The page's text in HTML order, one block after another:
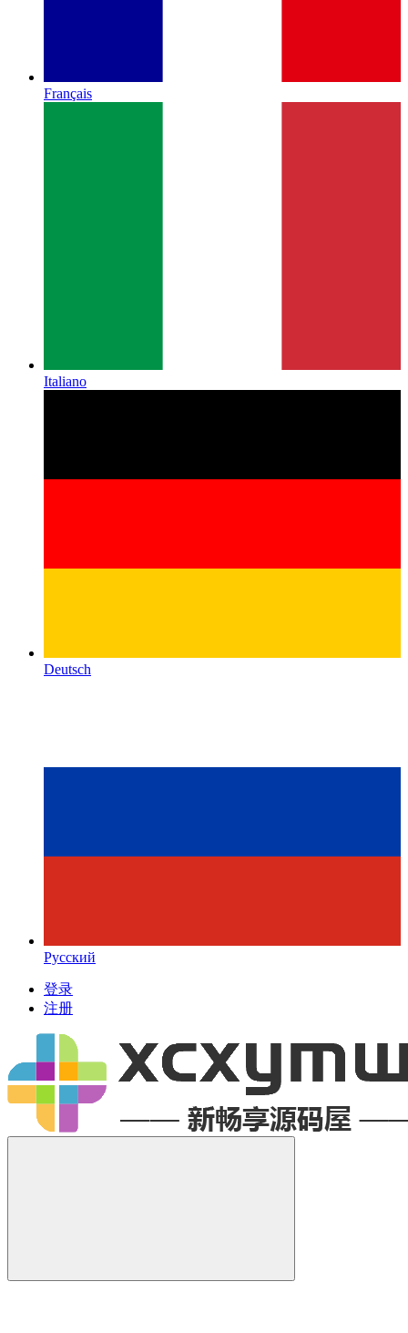
Français
Italiano
Deutsch
Русский
登录
注册